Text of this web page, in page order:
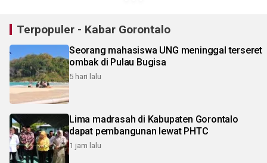
Terpopuler - Kabar Gorontalo
Seorang mahasiswa UNG meninggal terseret
ombak di Pulau Bugisa
5 hari lalu
Lima madrasah di Kabupaten Gorontalo
dapat pembangunan lewat PHTC
1 jam lalu